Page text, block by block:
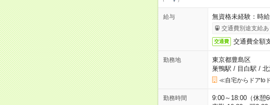
給与 無資格未経験：時
交通費別途支給あ
交通費 交通費全額
勤務地
東京都豊島区
巣鴨駅 / 目白駅 /
≪自宅からドアto
勤務時間
9:00～18:00（休憩